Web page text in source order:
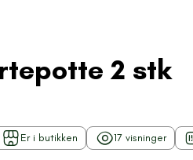
2 stk
Er i butikken 17 visninger